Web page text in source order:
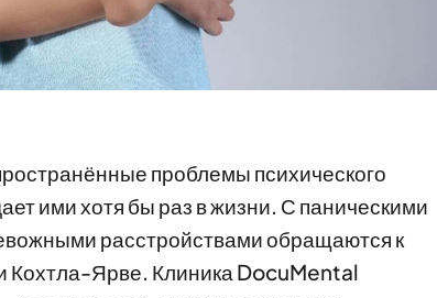
проблемы психического
ими хотя бы раз в жизни. С паническими
расстройствами обращаются к
Кохтла-Ярве. Клиника DocuMental